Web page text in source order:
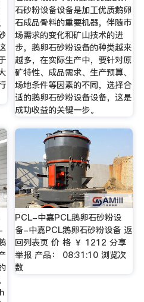
石砂粉设备设备是加工优质鹅卵
石成品骨料的重要机器，伴随市
场需求的变化和矿山技术的进
步，鹅卵石砂粉设备的种类越来
越多，在实际生产中，要针对原
矿特性、成品需求、生产预算、
场地条件等因素的不同，选择合
适的鹅卵石砂粉设备设备，这是
成功收益的关键一步。
PCL-中嘉PCL鹅卵石砂粉设
备-中嘉PCL鹅卵石砂粉设备 返
回列表页 价 格 ￥ 1212 分享
举报 产品： 08:31:10 浏览次
数